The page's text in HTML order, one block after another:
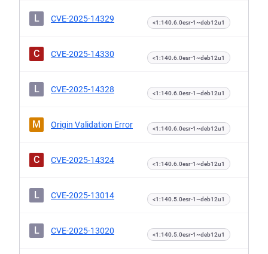
L CVE-2025-14329 <1:140.6.0esr-1~deb12u1
C CVE-2025-14330 <1:140.6.0esr-1~deb12u1
L CVE-2025-14328 <1:140.6.0esr-1~deb12u1
M Origin Validation Error <1:140.6.0esr-1~deb12u1
C CVE-2025-14324 <1:140.6.0esr-1~deb12u1
L CVE-2025-13014 <1:140.5.0esr-1~deb12u1
L CVE-2025-13020 <1:140.5.0esr-1~deb12u1